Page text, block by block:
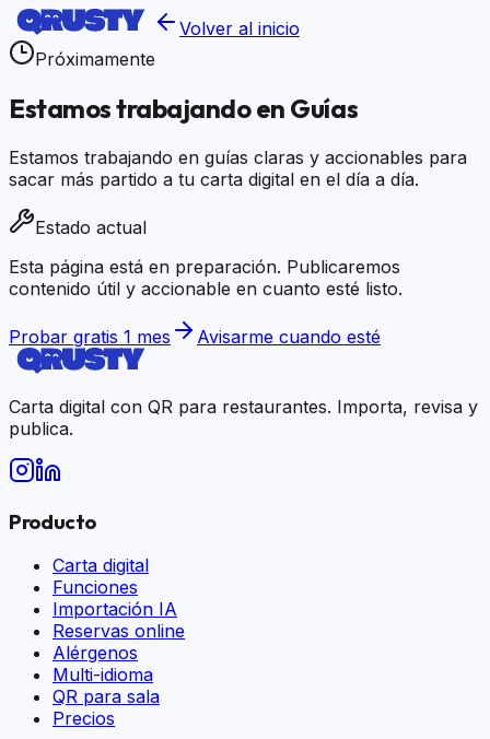
Volver al inicio
Próximamente
Estamos trabajando en Guías
Estamos trabajando en guías claras y accionables para
sacar más partido a tu carta digital en el día a día.
Estado actual
Esta página está en preparación. Publicaremos
contenido útil y accionable en cuanto esté listo.
Probar gratis 1 mes Avisarme cuando esté
Carta digital con QR para restaurantes. Importa, revisa y
publica.
Producto
Carta digital
Funciones
Importación IA
Reservas online
Alérgenos
Multi-idioma
QR para sala
Precios